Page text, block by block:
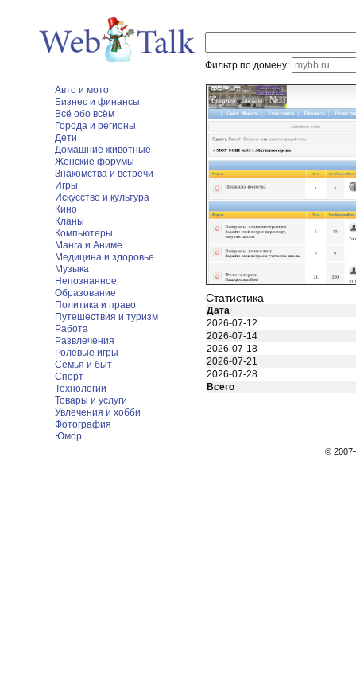
Фильтр по домену:
Авто и мото
Бизнес и финансы
Всё обо всём
Города и регионы
Дети
Домашние животные
Женские форумы
Знакомства и встречи
Игры
Искусство и культура
Кино
Кланы
Компьютеры
Манга и Аниме
Медицина и здоровье
Музыка
Непознанное
Образование
Политика и право
Путешествия и туризм
Работа
Развлечения
Ролевые игры
Семья и быт
Спорт
Технологии
Товары и услуги
Увлечения и хобби
Фотография
Юмор
Статистика
Дата
2026-07-12
2026-07-14
2026-07-18
2026-07-21
2026-07-28
Всего
©